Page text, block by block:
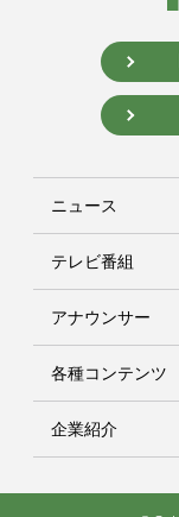
ニュース
テレビ番組
アナウンサー
各種コンテンツ
企業紹介